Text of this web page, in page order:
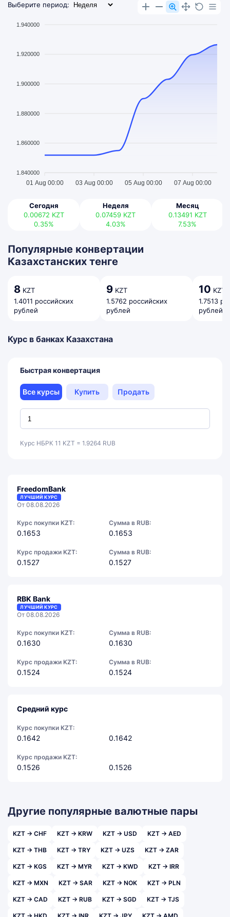
Выберите период:
1.940000
1.920000
1.900000
1.880000
1.860000
1.840000
01 Aug 00:00 03 Aug 00:00 05 Aug 00:00 07 Aug 00:00
Сегодня
0.00672 KZT
0.35%
Неделя
0.07459 KZT
4.03%
Месяц
0.13491 KZT
7.53%
Популярные конвертации
Казахстанских тенге
8 KZT
1.4011 российских
рублей
9 KZT
1.5762 российских
рублей
10 KZT
1.7513
рублей
Курс в банках Казахстана
Быстрая конвертация
Все курсы Купить Продать
Курс НБРК 11 KZT = 1.9264 RUB
FreedomBank
ЛУЧШИЙ КУРС
От 08.08.2026
Курс покупки KZT:
0.1653
Сумма в RUB:
0.1653
Курс продажи KZT:
0.1527
Сумма в RUB:
0.1527
RBK Bank
ЛУЧШИЙ КУРС
От 08.08.2026
Курс покупки KZT:
0.1630
Сумма в RUB:
0.1630
Курс продажи KZT:
0.1524
Сумма в RUB:
0.1524
Средний курс
Курс покупки KZT:
0.1642 0.1642
Курс продажи KZT:
0.1526 0.1526
Другие популярные валютные пары
KZT → CHF KZT → KRW KZT → USD KZT → AED
KZT → THB KZT → TRY KZT → UZS KZT → ZAR
KZT → KGS KZT → MYR KZT → KWD KZT → IRR
KZT → MXN KZT → SAR KZT → NOK KZT → PLN
KZT → CAD KZT → RUB KZT → SGD KZT → TJS